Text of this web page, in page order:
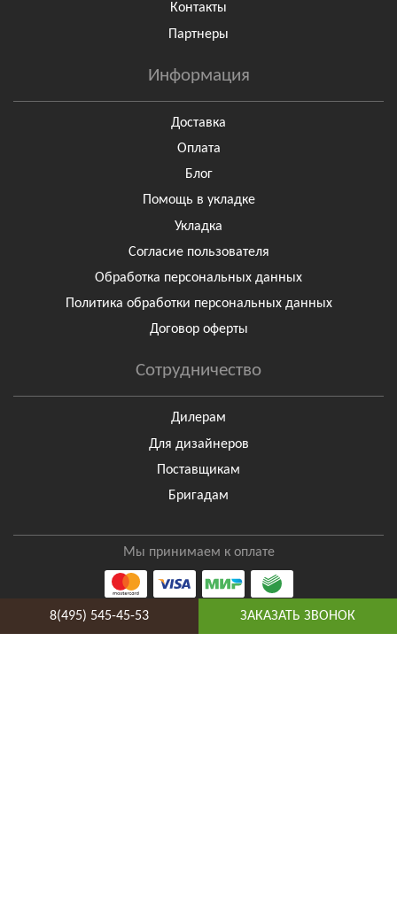
Контакты
Партнеры
Информация
Доставка
Оплата
Блог
Помощь в укладке
Укладка
Согласие пользователя
Обработка персональных данных
Политика обработки персональных данных
Договор оферты
Сотрудничество
Дилерам
Для дизайнеров
Поставщикам
Бригадам
Мы принимаем к оплате
8(495) 545-45-53 ЗАКАЗАТЬ ЗВОНОК